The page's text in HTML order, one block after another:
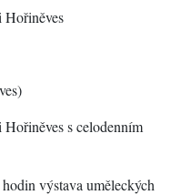
s celodenním
výstava uměleckých